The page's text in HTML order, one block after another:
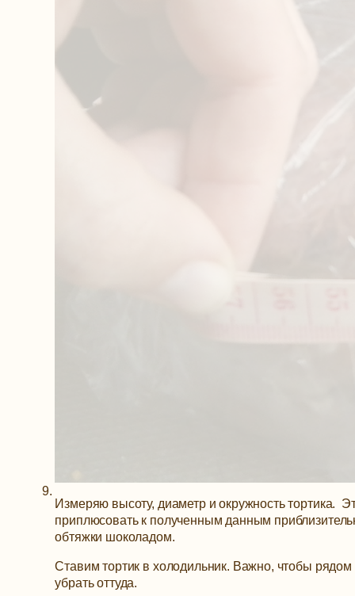
Измеряю высоту, диаметр и окружность тортика.
приплюсовать к полученным данным
обтяжки шоколадом.
Ставим тортик в холодильник. Важно, чтобы
убрать оттуда.